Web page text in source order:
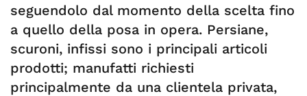
seguendolo dal momento della scelta fino
a quello della posa in opera. Persiane,
scuroni, infissi sono i principali articoli
prodotti; manufatti richiesti
principalmente da una clientela privata,